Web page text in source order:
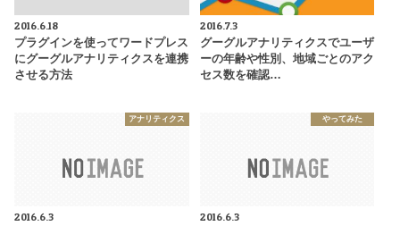
2016.6.18
プラグインを使ってワードプレス
にグーグルアナリティクスを連携
させる方法
2016.7.3
グーグルアナリティクスでユーザ
ーの年齢や性別、地域ごとのアク
セス数を確認…
アナリティクス
2016.6.3
やってみた
2016.6.3